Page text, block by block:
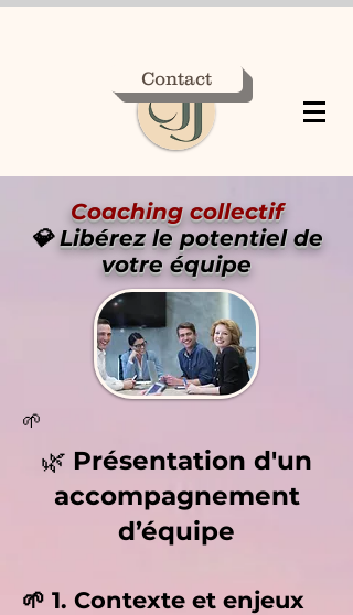
Contact
Coaching collectif
💎Libérez le potentiel de
votre équipe
🌱
🌿 Présentation d'un
accompagnement
d’équipe
🌱 1. Contexte et enjeux